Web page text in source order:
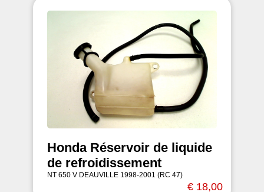
Honda Réservoir de liquide
de refroidissement
NT 650 V DEAUVILLE 1998-2001 (RC 47)
€ 18,00